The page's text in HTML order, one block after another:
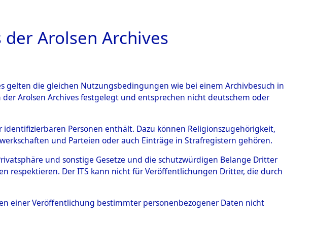
ÜBERSICHT BILD
- Nützen→0002
Arolsen Archives
gelten die gleichen Nutzungsbedingungen wie bei einem Archivbesuch in
Arolsen Archives festgelegt und entsprechen nicht deutschem oder
Personen enthält. Dazu können Religionszugehörigkeit,
und Parteien oder auch Einträge in Strafregistern gehören.
und sonstige Gesetze und die schutzwürdigen Belange Dritter
respektieren. Der ITS kann nicht für Veröffentlichungen Dritter, die durch
einer Veröffentlichung bestimmter personenbezogener Daten nicht